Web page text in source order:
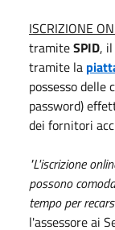
ISCRIZIONE
tramiteSPID,
tramite la
possesso delle
password)
dei fornitori
"L'iscrizione
possono
tempo per
l'assessore ai